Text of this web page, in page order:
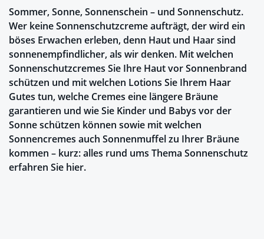
Sommer, Sonne, Sonnenschein – und Sonnenschutz.
Wer keine Sonnenschutzcreme aufträgt, der wird ein
böses Erwachen erleben, denn Haut und Haar sind
sonnenempfindlicher, als wir denken. Mit welchen
Sonnenschutzcremes Sie Ihre Haut vor Sonnenbrand
schützen und mit welchen Lotions Sie Ihrem Haar
Gutes tun, welche Cremes eine längere Bräune
garantieren und wie Sie Kinder und Babys vor der
Sonne schützen können sowie mit welchen
Sonnencremes auch Sonnenmuffel zu Ihrer Bräune
kommen – kurz: alles rund ums Thema Sonnenschutz
erfahren Sie hier.